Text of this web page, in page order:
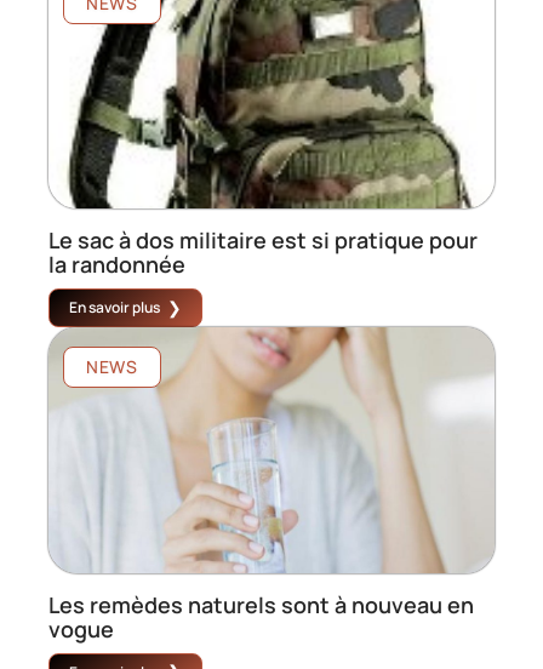
Le sac à dos militaire est si pratique pour
la randonnée
En savoir plus
NEWS
Les remèdes naturels sont à nouveau en
vogue